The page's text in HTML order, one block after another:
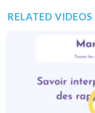
RELATED VIDEOS